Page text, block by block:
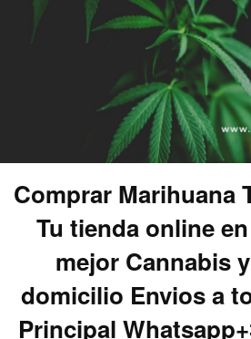
Comprar Marihuana
Tu tienda online
mejor Cannabis
domicilio Envios a
Principal